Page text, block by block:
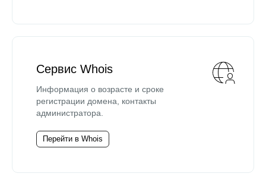
Сервис Whois
Информация о возрасте и сроке
регистрации домена, контакты
администратора.
Перейти в Whois